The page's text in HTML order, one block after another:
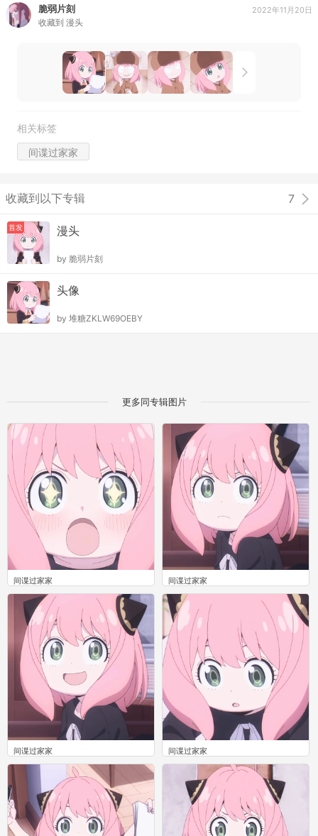
脆弱片刻
收藏到 漫头
2022年11月20日
相关标签
间谍过家家
收藏到以下专辑 7
首发 漫头
by 脆弱片刻
头像
by 堆糖ZKLW69OEBY
更多同专辑图片
间谍过家家
0
间谍过家家
0
间谍过家家
0
间谍过家家
0